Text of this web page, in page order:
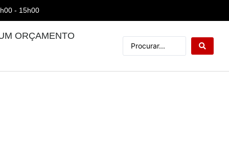
- 15h00
ORÇAMENTO